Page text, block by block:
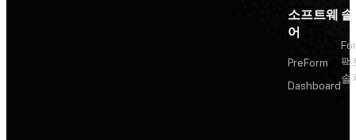
소프트웨
어
PreForm
Dashboard
팩
솔